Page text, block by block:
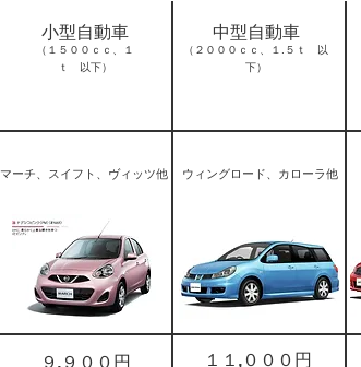
中型自動車
（２０００ｃｃ、１.５ｔ 以
下）
マーチ、スイフト、ヴィッツ他 ウィングロード、カローラ他
小型自動車
（１５００ｃｃ、１
ｔ 以下）
９,９００円 １１,０００円